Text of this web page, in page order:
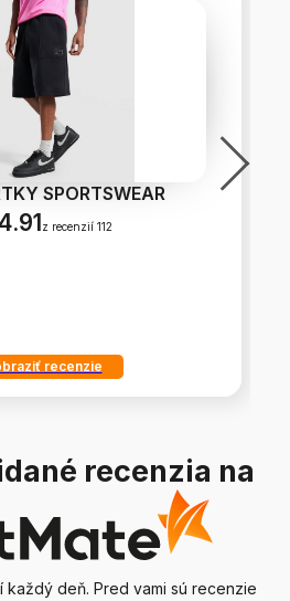
SPORTSWEAR
z recenzií 112
recenzie
recenzia na
každý deň. Pred vami sú recenzie